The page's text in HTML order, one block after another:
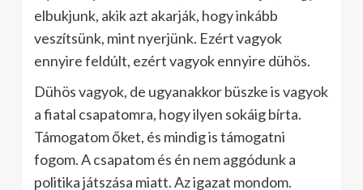
elbukjunk, akik azt akarják, hogy inkább
veszítsünk, mint nyerjünk. Ezért vagyok
ennyire feldúlt, ezért vagyok ennyire dühös.
Dühös vagyok, de ugyanakkor büszke is vagyok
a fiatal csapatomra, hogy ilyen sokáig bírta.
Támogatom őket, és mindig is támogatni
fogom. A csapatom és én nem aggódunk a
politika játszása miatt. Az igazat mondom.